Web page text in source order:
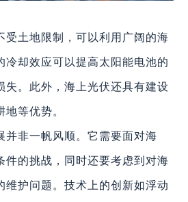
受土地限制，可以利用广阔的海
冷却效应可以提高太阳能电池的
失。此外，海上光伏还具有建设
等优势。
并非一帆风顺。它需要面对海
件的挑战，同时还要考虑到对海
维护问题。技术上的创新如浮动